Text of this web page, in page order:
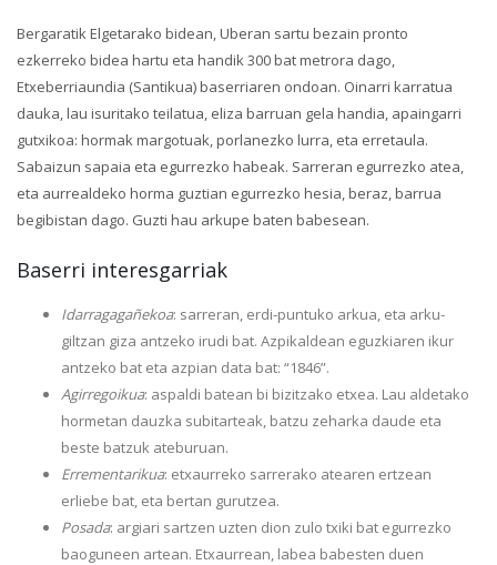
Bergaratik Elgetarako bidean, Uberan sartu bezain pronto
ezkerreko bidea hartu eta handik 300 bat metrora dago,
Etxeberriaundia (Santikua) baserriaren ondoan. Oinarri karratua
dauka, lau isuritako teilatua, eliza barruan gela handia, apaingarri
gutxikoa: hormak margotuak, porlanezko lurra, eta erretaula.
Sabaizun sapaia eta egurrezko habeak. Sarreran egurrezko atea,
eta aurrealdeko horma guztian egurrezko hesia, beraz, barrua
begibistan dago. Guzti hau arkupe baten babesean.
Baserri interesgarriak
Idarragagañekoa: sarreran, erdi-puntuko arkua, eta arku-
giltzan giza antzeko irudi bat. Azpikaldean eguzkiaren ikur
antzeko bat eta azpian data bat: “1846”.
Agirregoikua: aspaldi batean bi bizitzako etxea. Lau aldetako
hormetan dauzka subitarteak, batzu zeharka daude eta
beste batzuk ateburuan.
Errementarikua: etxaurreko sarrerako atearen ertzean
erliebe bat, eta bertan gurutzea.
Posada: argiari sartzen uzten dion zulo txiki bat egurrezko
baoguneen artean. Etxaurrean, labea babesten duen